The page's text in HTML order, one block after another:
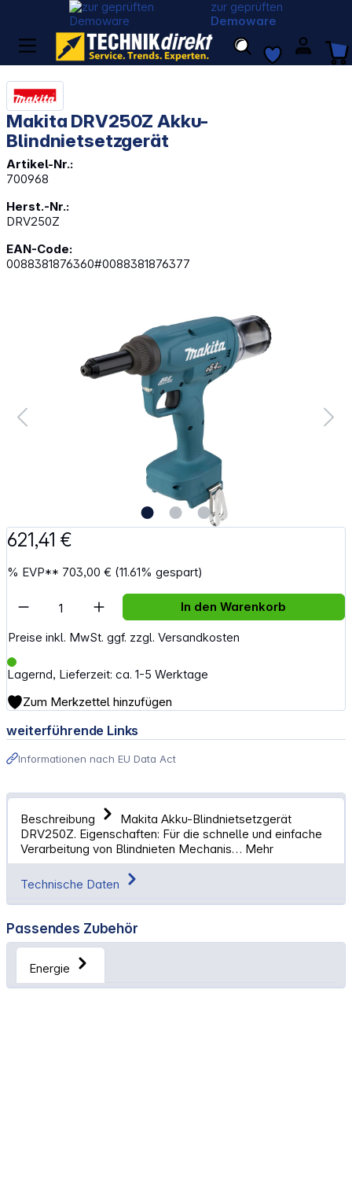
zur geprüften
Demoware
Makita DRV250Z Akku-
Blindnietsetzgerät
Artikel-Nr.:
700968
Herst.-Nr.:
DRV250Z
EAN-Code:
0088381876360#0088381876377
621,41 €
% EVP** 703,00 € (11.61% gespart)
Preise inkl. MwSt. ggf. zzgl. Versandkosten
Lagernd, Lieferzeit: ca. 1-5 Werktage
Artikel Anzahl: Gib den gewünschten
In den Warenkorb
Zum Merkzettel hinzufügen
weiterführende Links
Informationen nach EU Data Act
Beschreibung
Makita Akku-Blindnietsetzgerät
DRV250Z. Eigenschaften: Für die schnelle und einfache
Verarbeitung von Blindnieten Mechanis… Mehr
Technische Daten
Passendes Zubehör
Energie